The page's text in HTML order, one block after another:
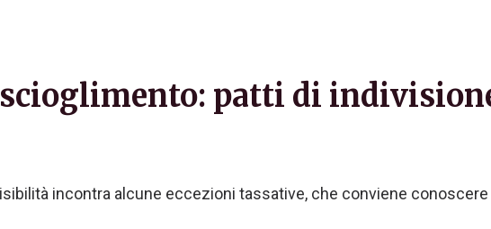
patti di
incontra alcune eccezioni tassative, che conviene conoscere